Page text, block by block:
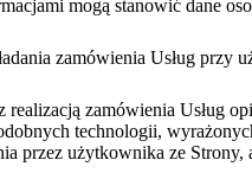
mogą stanowić dane
zamówienia Usług przy
zamówienia Usług
technologii,
przez użytkownika ze